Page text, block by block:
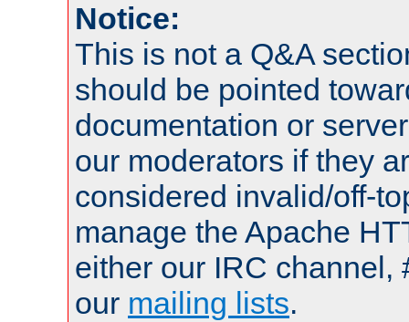
Notice:
This is not a Q&A
should be pointed
documentation or
our moderators if they
considered invalid/off-
manage the Apache
either our IRC channel,
our mailing lists.